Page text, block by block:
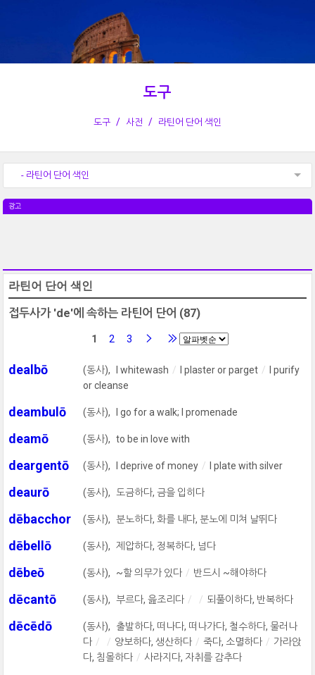
도구
도구 사전 라틴어 단어 색인
- 라틴어 단어 색인
광고
라틴어 단어 색인
접두사가 'de'에 속하는 라틴어 단어 (87)
1 2 3
dealbō (동사), I whitewash I plaster or parget
I purify
or cleanse
deambulō (동사), I go for a walk; I promenade
deamō (동사), to be in love with
deargentō (동사), I deprive of money I plate with silver
deaurō (동사), 도금하다, 금을 입히다
dēbacchor (동사), 분노하다, 화를 내다, 분노에 미쳐 날뛰다
dēbellō (동사), 제압하다, 정복하다, 넘다
dēbeō (동사), ~할 의무가 있다 반드시 ~해야하다
dēcantō (동사), 부르다, 읊조리다 되풀이하다, 반복하다
dēcēdō (동사), 출발하다, 떠나다, 떠나가다, 철수하다, 물러나
다
양보하다, 생산하다 죽다, 소멸하다
가라앉
다, 침몰하다
사라지다, 자취를 감추다